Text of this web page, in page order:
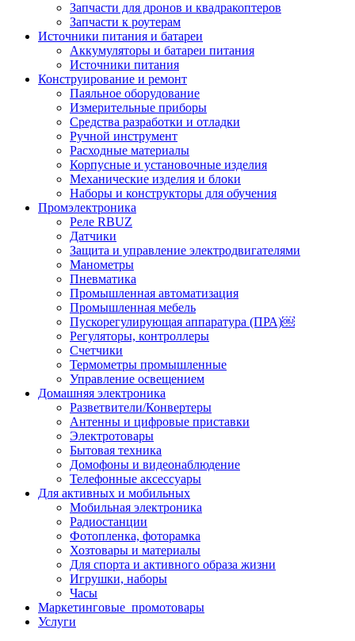
Запчасти для дронов и квадракоптеров
Запчасти к роутерам
Источники питания и батареи
Аккумуляторы и батареи питания
Источники питания
Конструирование и ремонт
Паяльное оборудование
Измерительные приборы
Средства разработки и отладки
Ручной инструмент
Расходные материалы
Корпусные и установочные изделия
Механические изделия и блоки
Наборы и конструкторы для обучения
Промэлектроника
Реле RBUZ
Датчики
Защита и управление электродвигателями
Манометры
Пневматика
Промышленная автоматизация
Промышленная мебель
Пускорегулирующая аппаратура (ПРА)￼
Регуляторы, контроллеры
Счетчики
Термометры промышленные
Управление освещением
Домашняя электроника
Разветвители/Конвертеры
Антенны и цифровые приставки
Электротовары
Бытовая техника
Домофоны и видеонаблюдение
Телефонные аксессуары
Для активных и мобильных
Мобильная электроника
Радиостанции
Фотопленка, фоторамка
Хозтовары и материалы
Для спорта и активного образа жизни
Игрушки, наборы
Часы
Маркетинговые_промотовары
Услуги